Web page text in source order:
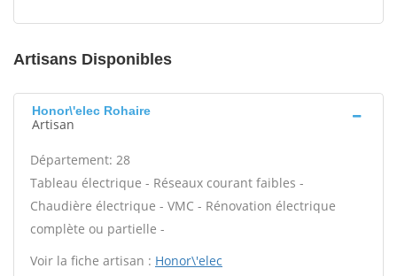
Artisans Disponibles
Honor\'elec Rohaire
Artisan
Département: 28
Tableau électrique - Réseaux courant faibles -
Chaudière électrique - VMC - Rénovation électrique
complète ou partielle -
Voir la fiche artisan : Honor\'elec